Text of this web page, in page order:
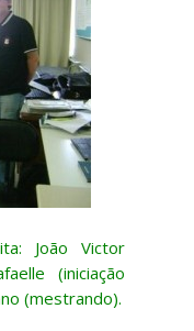
João Victor
(iniciação
(mestrando).